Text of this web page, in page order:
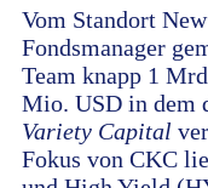
Vom Standort
Fondsmanager
Team knapp 1
Mio. USD in dem
Variety Capital
Fokus von CKC